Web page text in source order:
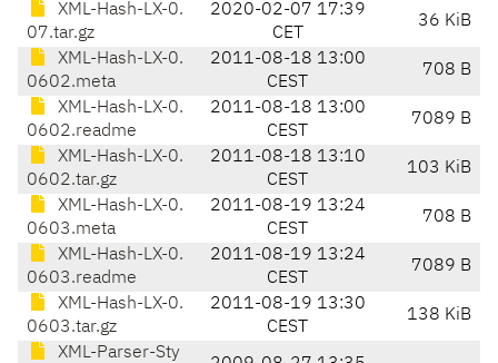
XML-Hash-LX-0.
07.tar.gz
2020-02-07 17:39
CET
36 KiB
XML-Hash-LX-0.
0602.meta
2011-08-18 13:00
CEST
708 B
XML-Hash-LX-0.
0602.readme
2011-08-18 13:00
CEST
7089 B
XML-Hash-LX-0.
0602.tar.gz
2011-08-18 13:10
CEST
103 KiB
XML-Hash-LX-0.
0603.meta
2011-08-19 13:24
CEST
708 B
XML-Hash-LX-0.
0603.readme
2011-08-19 13:24
CEST
7089 B
XML-Hash-LX-0.
0603.tar.gz
2011-08-19 13:30
CEST
138 KiB
XML-Parser-Sty